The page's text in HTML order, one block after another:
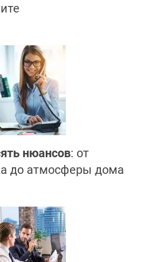
нюансов: от
до атмосферы дома